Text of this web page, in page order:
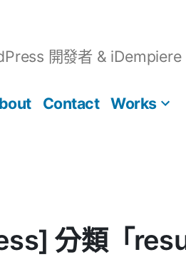
開發者 &
Contact Works
分類「